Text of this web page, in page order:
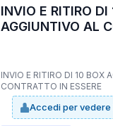
INVIO E RITIRO DI
AGGIUNTIVO AL
INVIO E RITIRO DI 10 BOX
CONTRATTO IN ESSERE
Accedi per vedere